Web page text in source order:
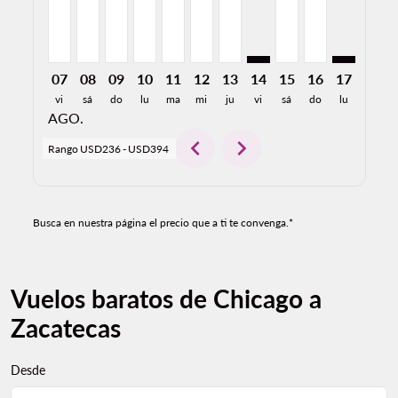
07
vi
AGO.
08
sá
09
do
10
lu
11
ma
12
mi
13
ju
14
vi
15
sá
16
do
17
lu
Rango USD236- USD394 chevron_left chevron_right
Busca en nuestra página el precio que a ti te convenga.*
Vuelos baratos de Chicago a
Zacatecas
Desde